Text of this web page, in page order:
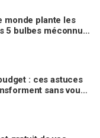
monde plante les
5 bulbes méconnus
: ces astuces
sans vous